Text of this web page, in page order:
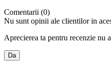
Comentarii (0)
Nu sunt opinii ale clientilor in
Aprecierea ta pentru recenzie nu
Da